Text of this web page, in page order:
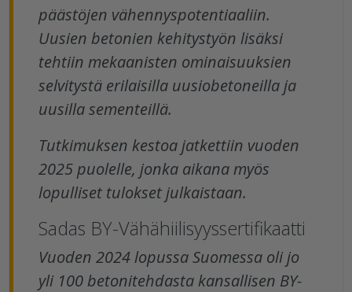
päästöjen vähennyspotentiaaliin.
Uusien betonien kehitystyön lisäksi
tehtiin mekaanisten ominaisuuksien
selvitystä erilaisilla uusiobetoneilla ja
uusilla sementeillä.
Tutkimuksen kestoa jatkettiin vuoden
2025 puolelle, jonka aikana myös
lopulliset tulokset julkaistaan.
Sadas BY-Vähähiilisyyssertifikaatti
Vuoden 2024 lopussa Suomessa oli jo
yli 100 betonitehdasta kansallisen BY-